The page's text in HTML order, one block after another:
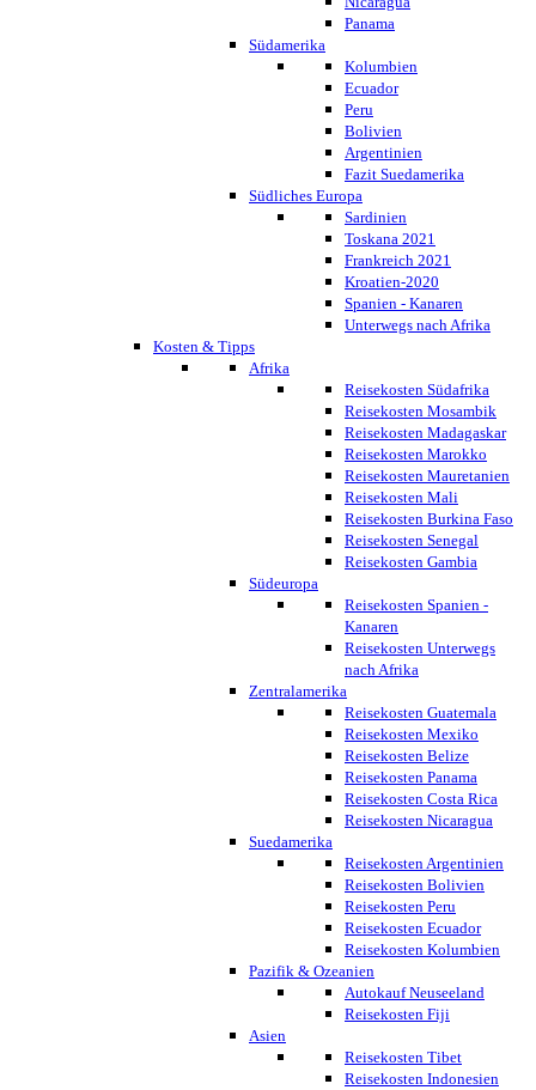
Panama
Südamerika
Kolumbien
Ecuador
Peru
Bolivien
Argentinien
Fazit Suedamerika
Südliches Europa
Sardinien
Toskana 2021
Frankreich 2021
Kroatien-2020
Spanien - Kanaren
Unterwegs nach Afrika
Kosten & Tipps
Afrika
Reisekosten Südafrika
Reisekosten Mosambik
Reisekosten Madagaskar
Reisekosten Marokko
Reisekosten Mauretanien
Reisekosten Mali
Reisekosten Burkina Faso
Reisekosten Senegal
Reisekosten Gambia
Südeuropa
Reisekosten Spanien -
Kanaren
Reisekosten Unterwegs
nach Afrika
Zentralamerika
Reisekosten Guatemala
Reisekosten Mexiko
Reisekosten Belize
Reisekosten Panama
Reisekosten Costa Rica
Reisekosten Nicaragua
Suedamerika
Reisekosten Argentinien
Reisekosten Bolivien
Reisekosten Peru
Reisekosten Ecuador
Reisekosten Kolumbien
Pazifik & Ozeanien
Autokauf Neuseeland
Reisekosten Fiji
Asien
Reisekosten Tibet
Reisekosten Indonesien